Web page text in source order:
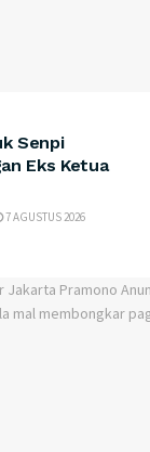
Senpi
Eks Ketua
7 AGUSTUS 2026